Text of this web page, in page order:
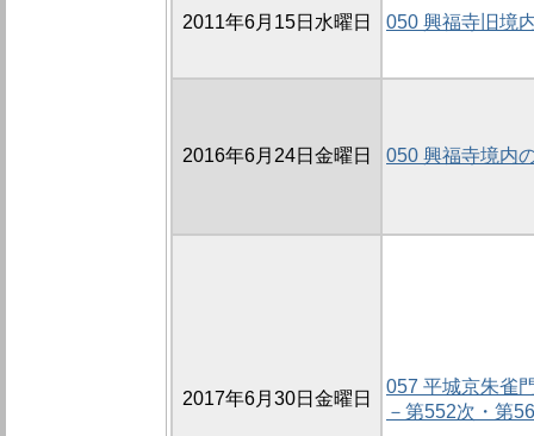
2011年6月15日水曜日 050 興福寺旧境
2016年6月24日金曜日 050 興福寺境内
2017年6月30日金曜日
057 平城京朱雀
－第552次・第